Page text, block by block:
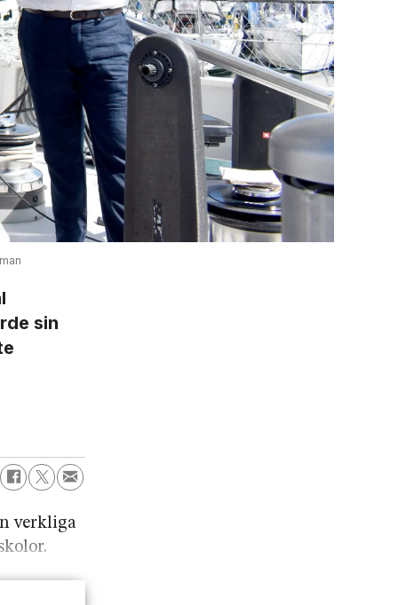
sin
verkliga